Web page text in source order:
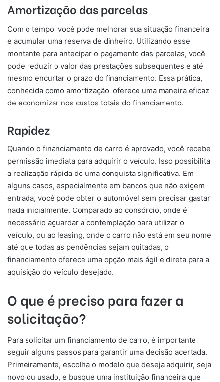
Amortização das parcelas
Com o tempo, você pode melhorar sua situação financeira
e acumular uma reserva de dinheiro. Utilizando esse
montante para antecipar o pagamento das parcelas, você
pode reduzir o valor das prestações subsequentes e até
mesmo encurtar o prazo do financiamento. Essa prática,
conhecida como amortização, oferece uma maneira eficaz
de economizar nos custos totais do financiamento.
Rapidez
Quando o financiamento de carro é aprovado, você recebe
permissão imediata para adquirir o veículo. Isso possibilita
a realização rápida de uma conquista significativa. Em
alguns casos, especialmente em bancos que não exigem
entrada, você pode obter o automóvel sem precisar gastar
nada inicialmente. Comparado ao consórcio, onde é
necessário aguardar a contemplação para utilizar o
veículo, ou ao leasing, onde o carro não está em seu nome
até que todas as pendências sejam quitadas, o
financiamento oferece uma opção mais ágil e direta para a
aquisição do veículo desejado.
O que é preciso para fazer a
solicitação?
Para solicitar um financiamento de carro, é importante
seguir alguns passos para garantir uma decisão acertada.
Primeiramente, escolha o modelo que deseja adquirir, seja
novo ou usado, e busque uma instituição financeira que